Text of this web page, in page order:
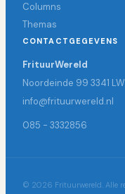
Columns
Themas
CONTACTGEGEVENS
FrituurWereld
Noordeinde 99 3341
info@frituurwereld.nl
085 - 3332856
© 2026 Frituurwereld. Alle